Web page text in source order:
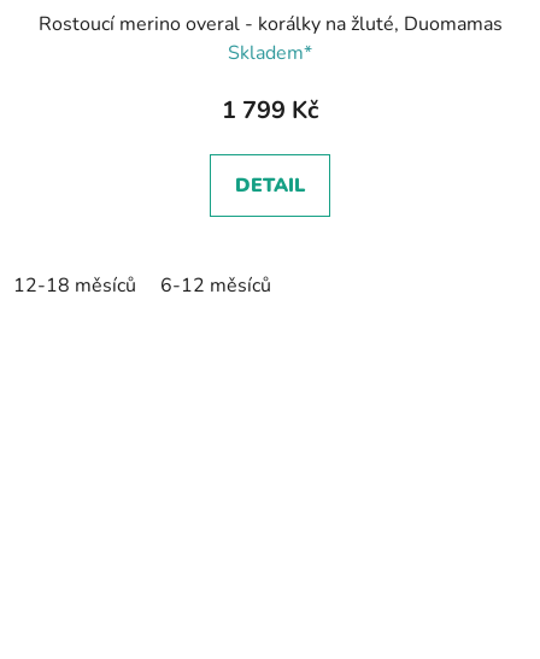
Rostoucí merino overal - korálky na žluté, Duomamas
Skladem*
1 799 Kč
DETAIL
12-18 měsíců 6-12 měsíců